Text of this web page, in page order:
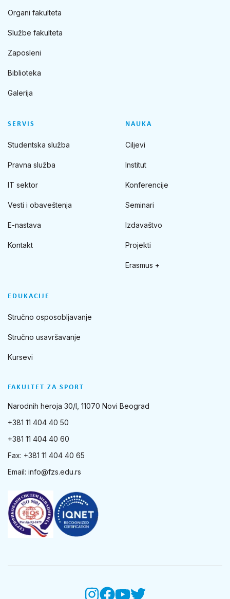
FAKULTET ZA SPORT
Narodnih heroja 30/I, 11070 Novi Beograd
+381 11 404 40 50
+381 11 404 40 60
Fax: +381 11 404 40 65
Email: info@fzs.edu.rs
Organi fakulteta
Službe fakulteta
Zaposleni
Biblioteka
Galerija
SERVIS
Studentska služba
Pravna služba
IT sektor
Vesti i obaveštenja
E-nastava
Kontakt
NAUKA
Ciljevi
Institut
Konferencije
Seminari
Izdavaštvo
Projekti
Erasmus +
EDUKACIJE
Stručno osposobljavanje
Stručno usavršavanje
Kursevi